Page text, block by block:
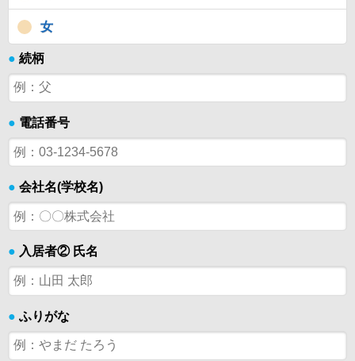
女
● 続柄
● 電話番号
● 会社名(学校名)
● 入居者② 氏名
● ふりがな